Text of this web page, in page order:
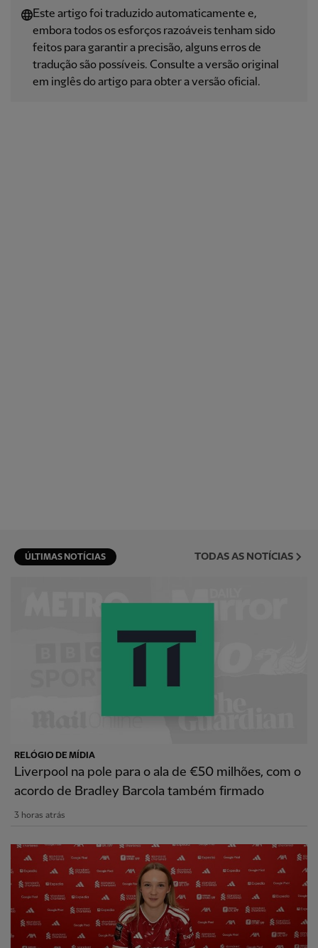
Este artigo foi traduzido automaticamente e,
embora todos os esforços razoáveis ​​tenham sido
feitos para garantir a precisão, alguns erros de
tradução são possíveis. Consulte a versão original
em inglês do artigo para obter a versão oficial.
ÚLTIMAS NOTÍCIAS TODAS AS NOTÍCIAS
RELÓGIO DE MÍDIA
Liverpool na pole para o ala de €50 milhões, com o
acordo de Bradley Barcola também firmado
3 horas atrás